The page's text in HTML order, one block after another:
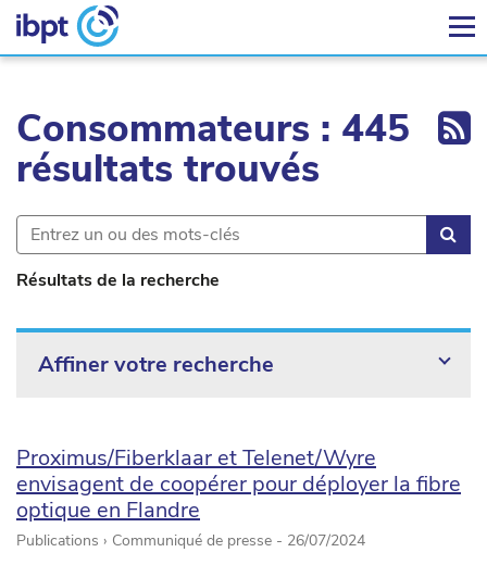
Consommateurs : 445
résultats trouvés
Résultats de la recherche
Affiner votre recherche
Proximus/Fiberklaar et Telenet/Wyre
envisagent de coopérer pour déployer la fibre
optique en Flandre
Publications › Communiqué de presse - 26/07/2024